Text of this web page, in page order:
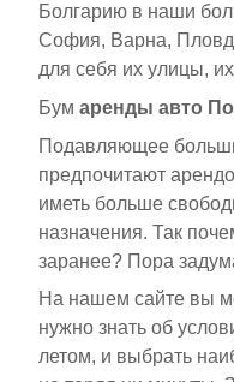
Болгарию в наши
София, Варна,
для себя их улицы,
Бум аренды авто
Подавляющее
предпочитают
иметь больше
назначения. Так
заранее? Пора
На нашем сайте вы
нужно знать об
летом, и выбрать